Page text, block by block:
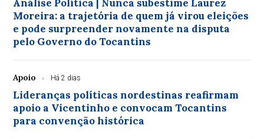
Análise Política | Nunca subestime Laurez
Moreira: a trajetória de quem já virou eleições
e pode surpreender novamente na disputa
pelo Governo do Tocantins
Apoio Há 2 dias
Lideranças políticas nordestinas reafirmam
apoio a Vicentinho e convocam Tocantins
para convenção histórica